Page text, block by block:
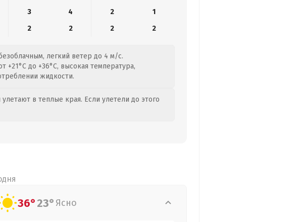
3 4 2
1
2 2 2 2
легкий ветер до 4 м/с.
+21°C до +36°C, высокая температура,
жидкости.
в теплые края. Если улетели до этого
36°23° Ясно